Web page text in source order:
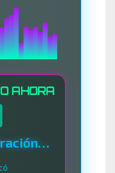
AHORA
La Nueva Generación Del Sistema